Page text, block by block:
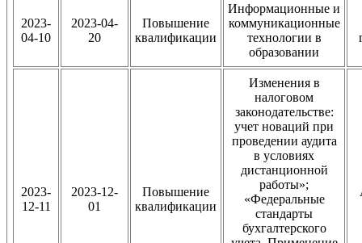
2023-
04-10
2023-04-
20
Повышение
квалификации
Информационные и
коммуникационные
технологии в
образовании
2023-
12-11
2023-12-
01
Повышение
квалификации
Изменения в
налоговом
законодательстве:
учет новаций при
проведении аудита
в условиях
дистанционной
работы»;
«Федеральные
стандарты
бухгалтерского